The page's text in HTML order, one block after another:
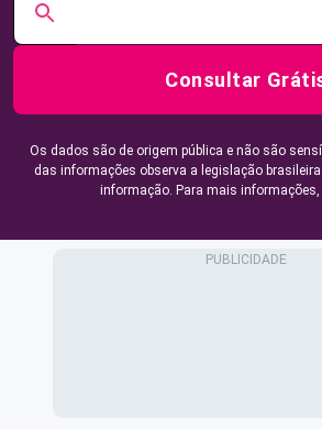
Consultar
Os dados são de origem pública e não são
das informações observa a legislação
informação. Para mais informações,